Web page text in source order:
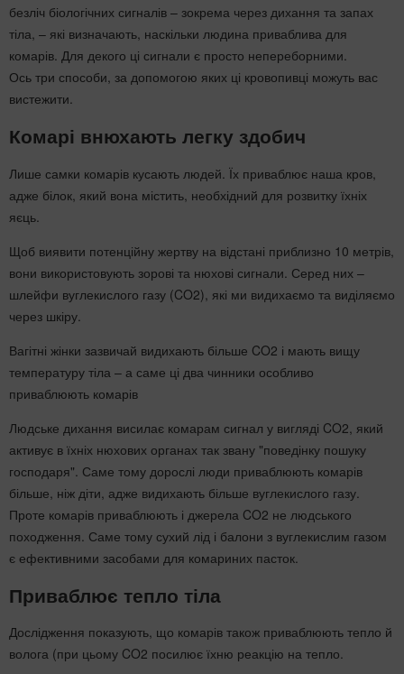
безліч біологічних сигналів – зокрема через дихання та запах
тіла, – які визначають, наскільки людина приваблива для
комарів. Для декого ці сигнали є просто непереборними.
Ось три способи, за допомогою яких ці кровопивці можуть вас
вистежити.
Комарі внюхають легку здобич
Лише самки комарів кусають людей. Їх приваблює наша кров,
адже білок, який вона містить, необхідний для розвитку їхніх
яєць.
Щоб виявити потенційну жертву на відстані приблизно 10 метрів,
вони використовують зорові та нюхові сигнали. Серед них –
шлейфи вуглекислого газу (CO2), які ми видихаємо та виділяємо
через шкіру.
Вагітні жінки зазвичай видихають більше CO2 і мають вищу
температуру тіла – а саме ці два чинники особливо
приваблюють комарів
Людське дихання висилає комарам сигнал у вигляді CO2, який
активує в їхніх нюхових органах так звану "поведінку пошуку
господаря". Саме тому дорослі люди приваблюють комарів
більше, ніж діти, адже видихають більше вуглекислого газу.
Проте комарів приваблюють і джерела CO2 не людського
походження. Саме тому сухий лід і балони з вуглекислим газом
є ефективними засобами для комариних пасток.
Приваблює тепло тіла
Дослідження показують, що комарів також приваблюють тепло й
волога (при цьому CO2 посилює їхню реакцію на тепло.